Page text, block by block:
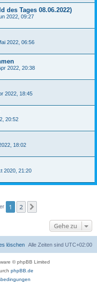
des Tages 08.06.2022)
2022, 09:27
2022, 06:56
2022, 20:38
2022, 18:45
20:52
18:02
2020, 21:20
1 2
Gehe zu
Alle Zeiten sind UTC+02:00
löschen
© phpBB Limited
phpBB.de